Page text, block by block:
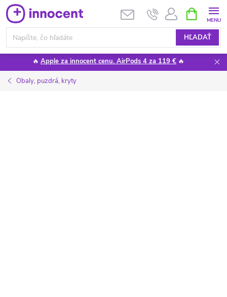
Prejsť
na
obsah
HĽADAŤ
KOŠÍK
🔥 Apple za innocent cenu. AirPods 4 za 119 € 🔥
Obaly, puzdrá, kryty